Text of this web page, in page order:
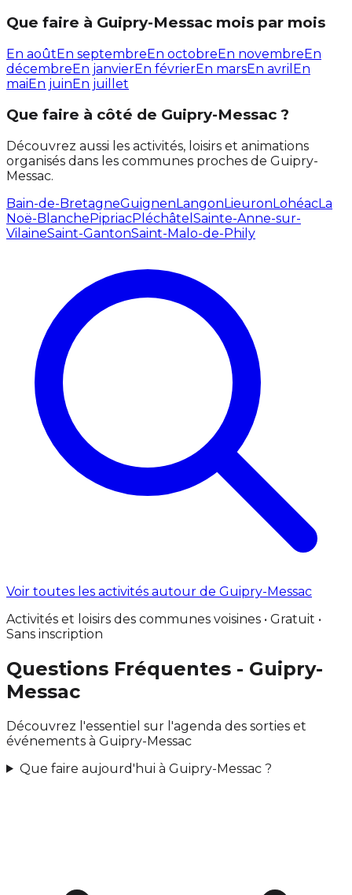
Que faire à Guipry-Messac mois par mois
En aoûtEn septembreEn octobreEn novembreEn
décembreEn janvierEn févrierEn marsEn avril En
maiEn juinEn juillet
Que faire à côté de Guipry-Messac ?
Découvrez aussi les activités, loisirs et animations
organisés dans les communes proches de Guipry-
Messac.
Bain-de-BretagneGuignenLangonLieuronLohéacLa
Noë-BlanchePipriacPléchâtel Sainte-Anne-sur-
VilaineSaint-GantonSaint-Malo-de-Phily
Voir toutes les activités autour de Guipry-Messac
Activités et loisirs des communes voisines • Gratuit •
Sans inscription
Questions Fréquentes - Guipry-
Messac
Découvrez l'essentiel sur l'agenda des sorties et
événements à Guipry-Messac
Que faire aujourd'hui à Guipry-Messac ?